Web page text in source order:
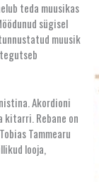
teda muusikas
sügisel
muusik
Akordioni
kitarri. Rebane on
Tammearu
looja,